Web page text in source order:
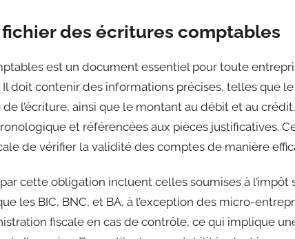
des écritures comptables
est un document essentiel pour toute
doit contenir des informations précises, telles que
l’écriture, ainsi que le montant au débit et au
et référencées aux pièces justificatives.
de vérifier la validité des comptes de manière
cette obligation incluent celles soumises à l’impôt
les BIC, BNC, et BA, à l’exception des micro-
fiscale en cas de contrôle, ce qui implique